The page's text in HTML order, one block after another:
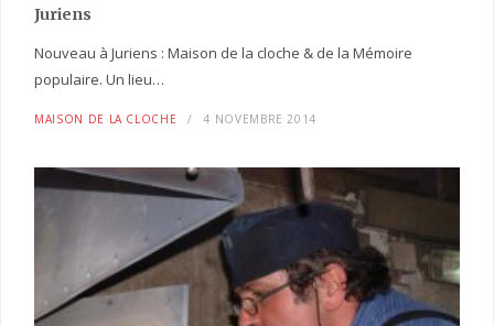
Juriens
Nouveau à Juriens : Maison de la cloche & de la Mémoire
populaire. Un lieu…
MAISON DE LA CLOCHE 4 NOVEMBRE 2014